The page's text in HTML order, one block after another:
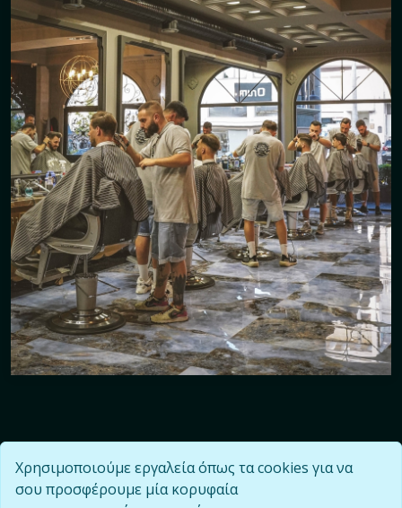
Πολιτική Απορρήτου
Χρησιμοποιούμε εργαλεία όπως τα cookies για να
σου προσφέρουμε μία κορυφαία